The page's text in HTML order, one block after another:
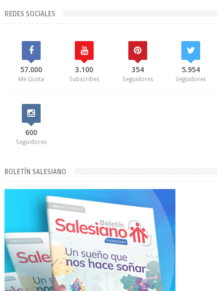
REDES SOCIALES
57.000
Me Gusta
3.100
Subscribes
354
Seguidores
5.954
Seguidores
600
Seguidores
BOLETÍN SALESIANO